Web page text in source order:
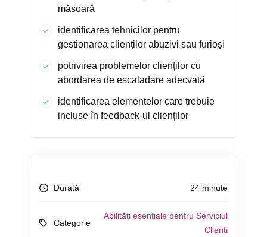
măsoară
identificarea tehnicilor pentru
gestionarea clienților abuzivi sau furioși
potrivirea problemelor clienților cu
abordarea de escaladare adecvată
identificarea elementelor care trebuie
incluse în feedback-ul clienților
Durată 24 minute
Categorie
Abilități esențiale pentru Serviciul
Clienți